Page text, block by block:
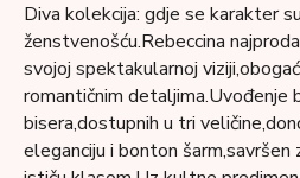
Diva kolekcija: gdje se karakter
ženstvenošću.Rebeccina
svojoj spektakularnoj
romantičnim detaljima.Uvođenje
bisera,dostupnih u tri
eleganciju i bonton šarm,savršen